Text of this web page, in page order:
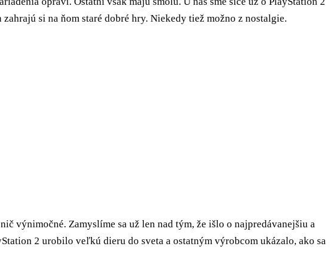
si na ňom staré dobré hry. Niekedy tiež možno z nostalgie.
výnimočné. Zamyslíme sa už len nad tým, že išlo o najpredávanejšiu a
2 urobilo veľkú dieru do sveta a ostatným výrobcom ukázalo, ako sa